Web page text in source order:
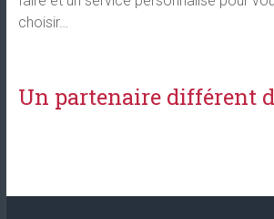
choisir…
Un partenaire différent